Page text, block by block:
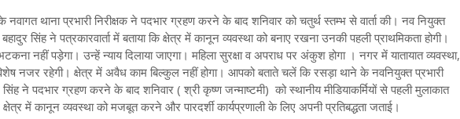
नवागत थाना प्रभारी निरीक्षक ने पदभार ग्रहण करने के बाद शनिवार को चतुर्थ स्तम्भ से वार्ता की। नव नियुक्त
सिंह ने पत्रकारवार्ता में बताया कि क्षेत्र में कानून व्यवस्था को बनाए रखना उनकी पहली प्राथमिकता होगी।
नहीं पड़ेगा। उन्हें न्याय दिलाया जाएगा। महिला सुरक्षा व अपराध पर अंकुश होगा । नगर में यातायात व्यवस्था,
नजर रहेगी। क्षेत्र में अवैध काम बिल्कुल नहीं होगा। आपको बताते चलें कि रसड़ा थाने के नवनियुक्त प्रभारी
सिंह ने पदभार ग्रहण करने के बाद शनिवार ( श्री कृष्ण जन्माष्टमी) को स्थानीय मीडियाकर्मियों से पहली मुलाकात
में कानून व्यवस्था को मजबूत करने और पारदर्शी कार्यप्रणाली के लिए अपनी प्रतिबद्धता जताई।